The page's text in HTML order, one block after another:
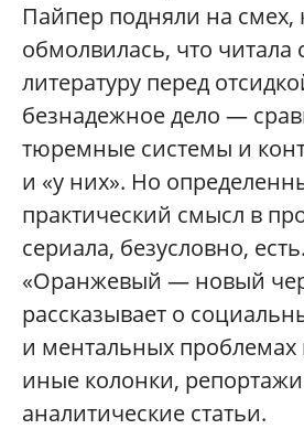
Пайпер подняли на смех,
обмолвилась, что
литературу перед
безнадежное дело —
тюремные системы и
и «у них». Но
практический смысл в
сериала, безусловно, есть.
«Оранжевый — новый
рассказывает о
и ментальных
иные колонки,
аналитические статьи.